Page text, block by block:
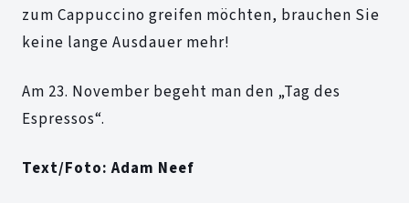
zum Cappuccino greifen möchten, brauchen Sie
keine lange Ausdauer mehr!
Am 23. November begeht man den „Tag des
Espressos“.
Text/Foto: Adam Neef